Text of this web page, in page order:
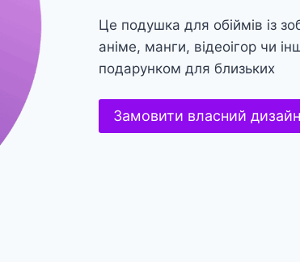
Це подушка для обіймів із
аніме, манги, відеоігор чи
подарунком для близьких
Замовити власний дизайн